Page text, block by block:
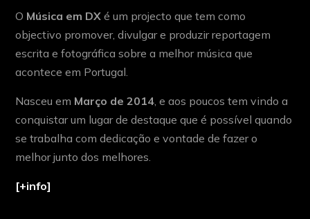
O Música em DX é um projecto que tem como
objectivo promover, divulgar e produzir reportagem
escrita e fotográfica sobre a melhor música que
acontece em Portugal.
Nasceu em Março de 2014, e aos poucos tem vindo a
conquistar um lugar de destaque que é possível quando
se trabalha com dedicação e vontade de fazer o
melhor junto dos melhores.
[+info]